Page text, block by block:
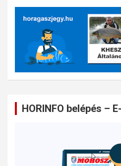
HORINFO belépés –